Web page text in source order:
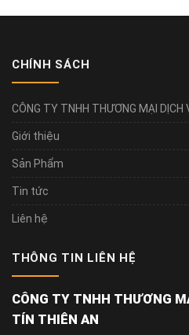
CHÍNH SÁCH
CÔNG TY TNHH THƯƠNG MẠI DỊCH
Giới thiệu
Sản Phẩm
Tin tức
Liên hệ
THÔNG TIN LIÊN HỆ
CÔNG TY TNHH THƯƠNG
TÍN THIÊN AN